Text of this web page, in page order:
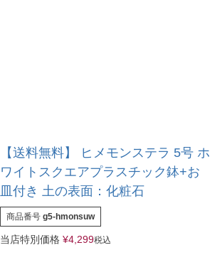
【送料無料】 ヒメモンステラ 5号 ホ
ワイトスクエアプラスチック鉢+お
皿付き 土の表面：化粧石
商品番号 g5-hmonsuw
当店特別価格 ¥4,299税込